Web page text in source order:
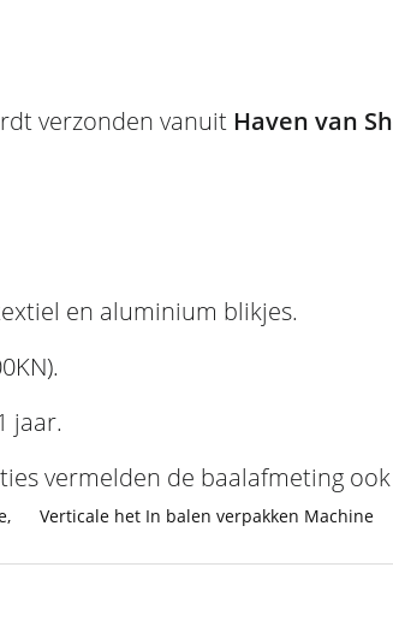
verzonden vanuit Haven van
en aluminium blikjes.
jaar.
vermelden de baalafmeting
, Verticale het In balen verpakken Machine